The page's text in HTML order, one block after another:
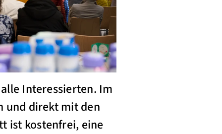
Interessierten. Im
und direkt mit den
ist kostenfrei, eine